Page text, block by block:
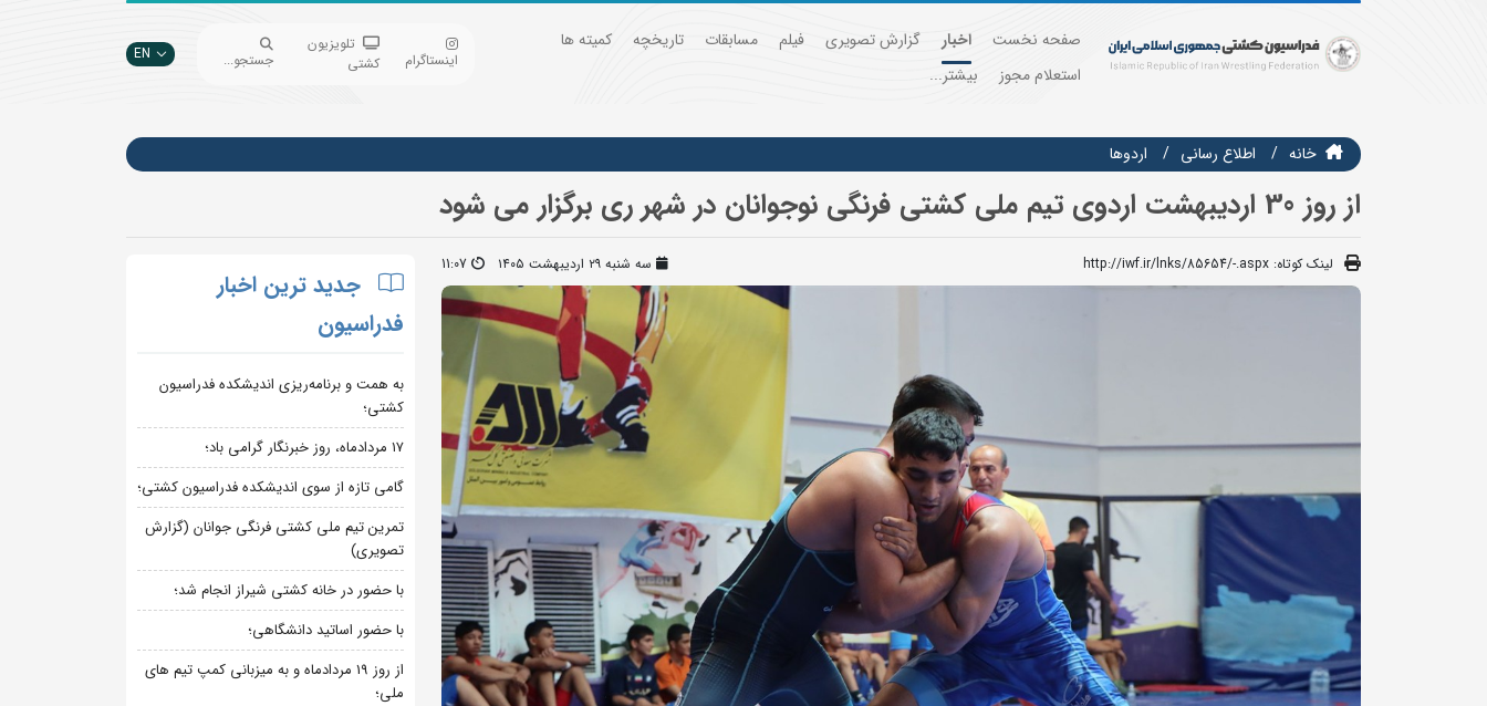
صفحه نخست اخبار گزارش تصویری فیلم مسابقات تاریخچه
کمیته ها
استعلام مجوز
بیشتر...
اینستاگرام
تلویزیون
کشتی
جستجو... EN
خانه اطلاع رسانی اردوها
از روز 30 اردیبهشت اردوی تیم ملی کشتی فرنگی نوجوانان در شهر ری برگزار می شود
لینک کوتاه: http://iwf.ir/lnks/85654/-.aspx سه شنبه ۲۹ اردیبهشت ۱۴۰۵ 11:07
جدید ترین اخبار
فدراسیون
به همت و برنامه‌ریزی اندیشکده فدراسیون
کشتی؛
۱۷ مردادماه، روز خبرنگار گرامی باد؛
گامی تازه از سوی اندیشکده فدراسیون کشتی؛
تمرین تیم ملی کشتی فرنگی جوانان (گزارش
تصویری)
با حضور در خانه کشتی شیراز انجام شد؛
با حضور اساتید دانشگاهی؛
از روز 19 مردادماه و به میزبانی کمپ تیم های
ملی؛